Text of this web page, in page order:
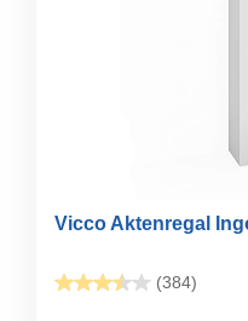
Vicco Aktenregal
(384)